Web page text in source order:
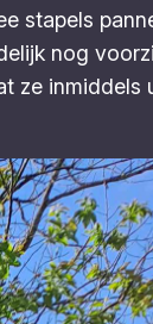
stapels
nog
ze inmiddels